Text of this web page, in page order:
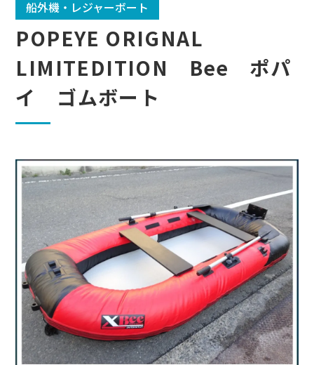
船外機・レジャーボート
POPEYE ORIGNAL
LIMITEDITION Bee ポパ
イ ゴムボート